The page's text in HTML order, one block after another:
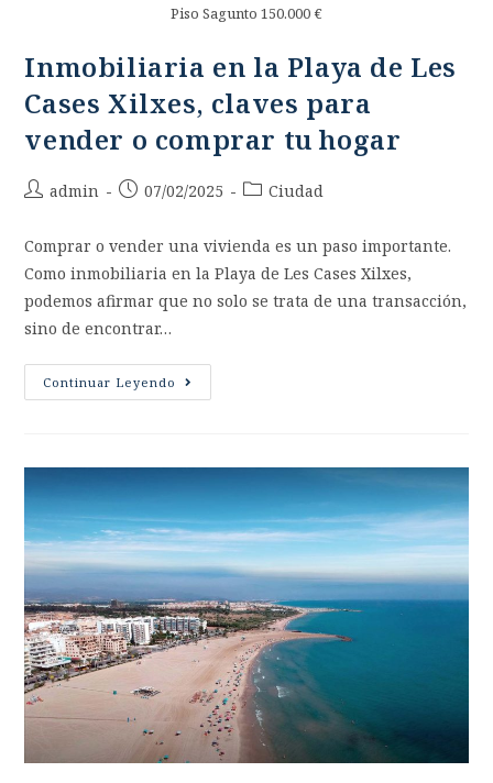
Piso Sagunto 150.000 €
Inmobiliaria en la Playa de Les
Cases Xilxes, claves para
vender o comprar tu hogar
admin 07/02/2025 Ciudad
Comprar o vender una vivienda es un paso importante.
Como inmobiliaria en la Playa de Les Cases Xilxes,
podemos afirmar que no solo se trata de una transacción,
sino de encontrar…
Continuar Leyendo